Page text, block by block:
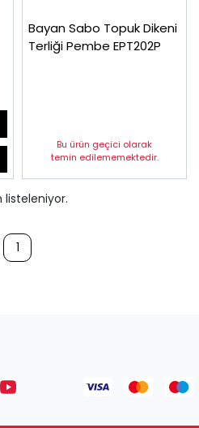
Bayan Sabo Topuk Dikeni
Terliği Pembe EPT202P
Bu ürün geçici olarak
temin edilememektedir.
listeleniyor.
1